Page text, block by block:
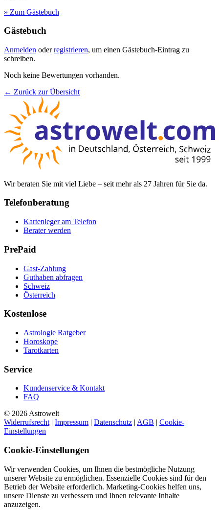
» Zum Gästebuch
Gästebuch
Anmelden oderregistrieren, um einen Gästebuch-Eintrag zu
schreiben.
Noch keine Bewertungen vorhanden.
← Zurück zur Übersicht
Wir beraten Sie mit viel Liebe – seit mehr als 27 Jahren für Sie da.
Telefonberatung
Kartenleger am Telefon
Berater werden
PrePaid
Gast-Zahlung
Guthaben abfragen
Schweiz
Österreich
Kostenlose
Astrologie Ratgeber
Horoskope
Tarotkarten
Service
Kundenservice & Kontakt
FAQ
© 2026 Astrowelt
Widerrufsrecht
Impressum Datenschutz AGB
Cookie-
Einstellungen
Cookie-Einstellungen
Wir verwenden Cookies, um Ihnen die bestmögliche Nutzung
unserer Website zu ermöglichen. Essenzielle Cookies sind für den
Betrieb der Website erforderlich. Marketing-Cookies helfen uns,
unsere Dienste zu verbessern und Ihnen relevante Inhalte
anzuzeigen.